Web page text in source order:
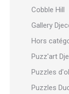
Cobble Hill
Gallery
Hors
Puzz'art
Puzzles
Puzzles